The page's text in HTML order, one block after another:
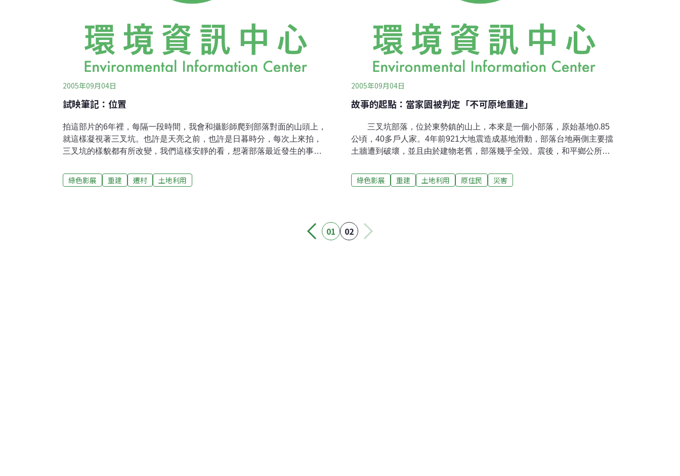
2005年09月04日
試映筆記：位置
拍這部片的6年裡，每隔一段時間，我會和攝影師爬到部落對面的山頭上，
就這樣凝視著三叉坑。也許是天亮之前，也許是日暮時分，每次上來拍，
三叉坑的樣貌都有所改變，我們這樣安靜的看，想著部落最近發生的事，
置」，這些位置成為我認識三叉坑的幾個切面。第一個位置就在山谷裡，
那年冬天三叉坑人都走了，我們卻相反的留了下來，有很長一段時間在銀
但山谷裡的日子，跟著銀明和建治種菜、打工、吃飯洗碗、安靜的聆聽著
泰雅語漢語交雜的家人對話，卻意外的補足了我對三叉坑的感情。第二個
綠色影展 重建 遷村 土地利用
2005年09月04日
故事的起點：當家園被判定「不可原地重建」
三叉坑部落，位於東勢鎮的山上，本來是一個小部落，原始基地0.85
公頃，40多戶人家。4年前921大地震造成基地滑動，部落台地兩側主要擋
土牆遭到破壞，並且由於建物老舊，部落幾乎全毀。震後，和平鄉公所依
而在與部落溝通不完全的狀況下，宣佈禁止原地重建，之後委託規劃單位
（怡興工程顧問有限公司）規劃設計，推動「三叉坑部落重建計
平坦土地，預計徵收之後編訂變更為建地，再行分割分配給45戶遷住戶，
此為「以地易地」的精神。該案於89年四月經行政院原民會審議通過之
綠色影展 重建 土地利用 原住民 災害
01 02